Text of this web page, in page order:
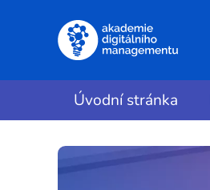
Úvodní stránka